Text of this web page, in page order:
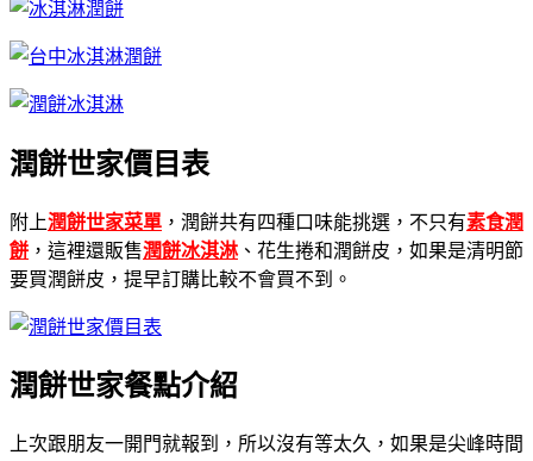
潤餅世家價目表
附上潤餅世家菜單 ，潤餅共有四種口味能挑選，不只有素食潤
餅 ，這裡還販售潤餅冰淇淋、花生捲和潤餅皮，如果是清明節
要買潤餅皮，提早訂購比較不會買不到。
潤餅世家餐點介紹
上次跟朋友一開門就報到，所以沒有等太久，如果是尖峰時間